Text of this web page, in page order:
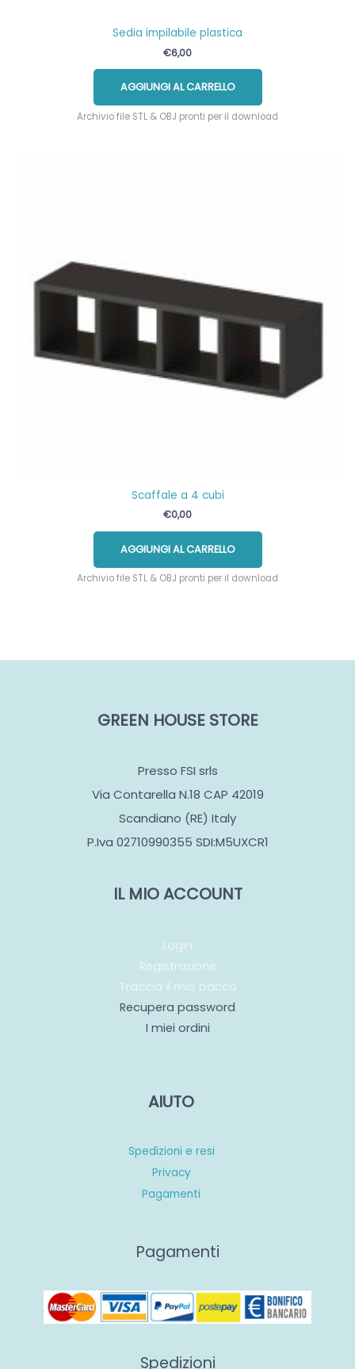
Sedia impilabile plastica
€6,00
AGGIUNGI AL CARRELLO
Archivio file STL & OBJ pronti per il download
Scaffale a 4 cubi
€0,00
AGGIUNGI AL CARRELLO
Archivio file STL & OBJ pronti per il download
GREEN HOUSE STORE
Presso FSI srls
Via Contarella N.18 CAP 42019
Scandiano (RE) Italy
P.Iva 02710990355 SDI:M5UXCR1
IL MIO ACCOUNT
Login
Registrazione
Traccia il mio pacco
Recupera password
I miei ordini
AIUTO
Spedizioni e resi
Privacy
Pagamenti
Pagamenti
Spedizioni